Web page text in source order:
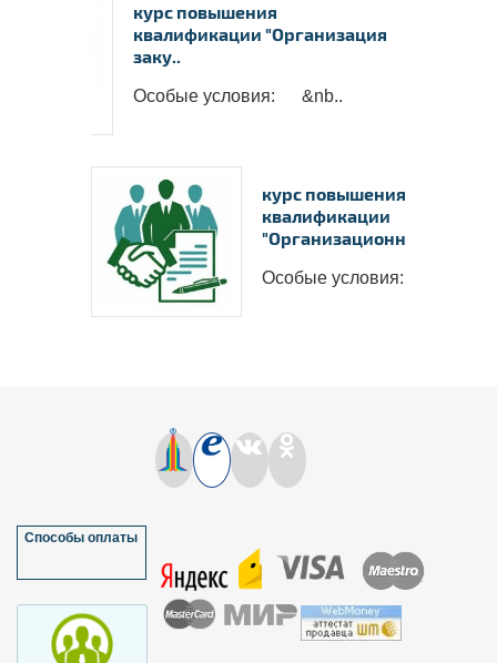
курс повышения
квалификации "Организация
заку..
Особые условия: &nb..
курс повышения
квалификации
"Организационные ..
Особые условия: ..
Способы оплаты